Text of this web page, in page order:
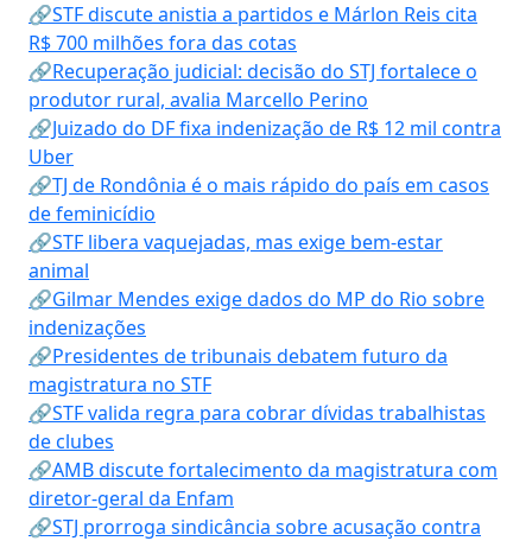
🔗STF discute anistia a partidos e Márlon Reis cita
R$ 700 milhões fora das cotas
🔗Recuperação judicial: decisão do STJ fortalece o
produtor rural, avalia Marcello Perino
🔗Juizado do DF fixa indenização de R$ 12 mil contra
Uber
🔗TJ de Rondônia é o mais rápido do país em casos
de feminicídio
🔗STF libera vaquejadas, mas exige bem-estar
animal
🔗Gilmar Mendes exige dados do MP do Rio sobre
indenizações
🔗Presidentes de tribunais debatem futuro da
magistratura no STF
🔗STF valida regra para cobrar dívidas trabalhistas
de clubes
🔗AMB discute fortalecimento da magistratura com
diretor-geral da Enfam
🔗STJ prorroga sindicância sobre acusação contra